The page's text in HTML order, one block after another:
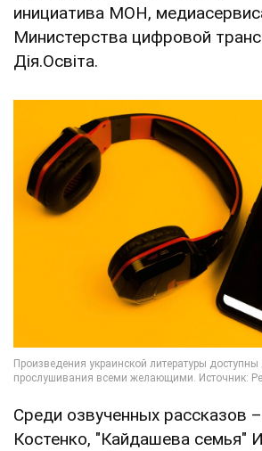
инициатива МОН,
Министерства цифровой
Дія.Освіта.
Среди озвученных рассказов
Костенко, "Кайдашева семья"